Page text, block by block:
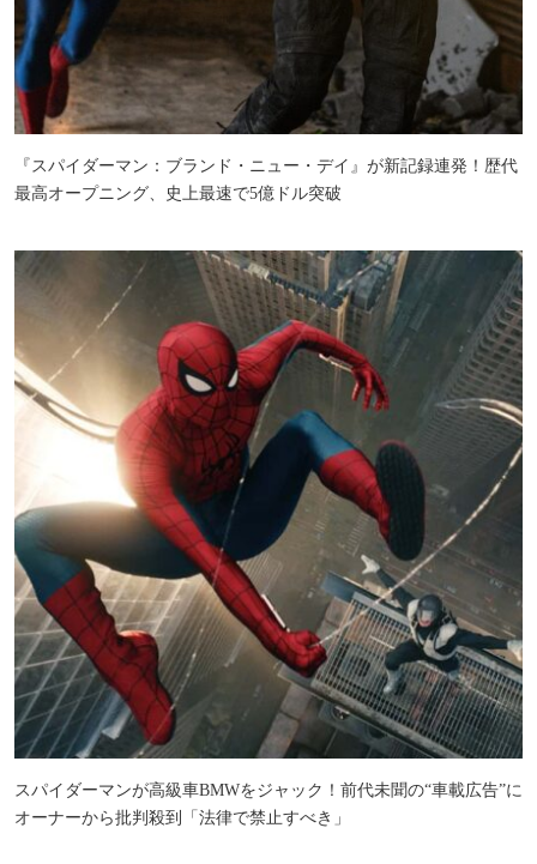
『スパイダーマン：ブランド・ニュー・デイ』が新記録連発！歴代
最高オープニング、史上最速で5億ドル突破
スパイダーマンが高級車BMWをジャック！前代未聞の“車載広告”に
オーナーから批判殺到「法律で禁止すべき」